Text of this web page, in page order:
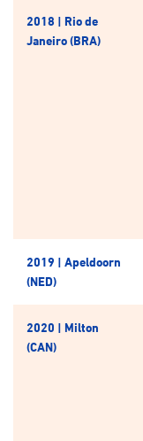
2018 | Rio de
Janeiro (BRA)
2019 | Apeldoorn
(NED)
2020 | Milton
(CAN)